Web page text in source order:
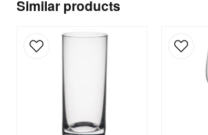
Similar products
email
Email
Yes, you can publish my question.